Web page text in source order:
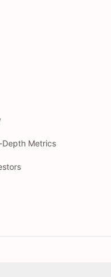
Depth Metrics